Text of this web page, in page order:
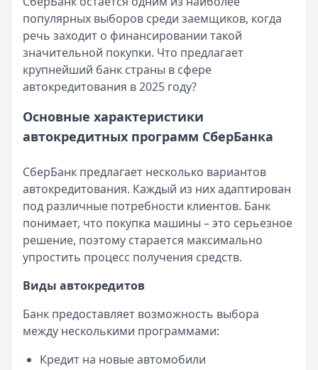
Азиатско-Тихоокеанский Банк— Наличными
Сумма:30 000–5 000 000₽
Срок: до84мес.
ПСК:41.5%
Рейтинг:4.7
Банк ЗЕНИТ— Наличными
Срок: до60мес.
ПСК:42.2%
Т-Банк— Под залог недвижимости
Сумма:200 000–30 000 000₽
Срок: до180мес.
ПСК:34.9%
Рейтинг:4.5(13 отзывов)
Все кредиты
Банк ЗЕНИТ— Карта привилегий
Лимит: до2 000 000 ₽
Льготный период: 120 дней
Рейтинг:4.6
Срок:до 7 лет
ПСК:29,8 – 41,5 %
Рейтинг: 4.7
Банк ЗЕНИТ— Наличными
Сумма:100 000 ₽ – 5 000 000 ₽
Срок:до 5 лет
Рейтинг:4.6
Т-Банк— Под залог недвижимости
Срок:до 15 лет
ПСК:21,9 – 34,9 %
Рейтинг:4.5(13 отзывов)
популярных выборов среди заемщиков, когда
речь заходит о финансировании такой
значительной покупки. Что предлагает
крупнейший банк страны в сфере
автокредитования в 2025 году?
Основные характеристики
автокредитных программ СберБанка
СберБанк предлагает несколько вариантов
автокредитования. Каждый из них адаптирован
под различные потребности клиентов. Банк
понимает, что покупка машины – это серьезное
решение, поэтому старается максимально
упростить процесс получения средств.
Виды автокредитов
Банк предоставляет возможность выбора
между несколькими программами:
Кредит на новые автомобили